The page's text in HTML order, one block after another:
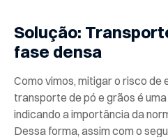
Solução:
fase densa
Como vimos, mitigar o risco de
transporte de pó e grãos é
indicando a importância da
Dessa forma, assim com o